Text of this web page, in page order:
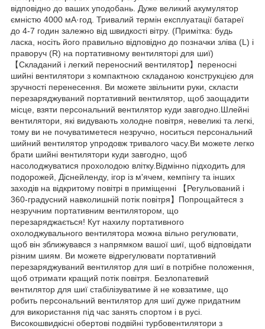
відповідно до ваших уподобань. Дуже великий акумулятор
ємністю 4000 мА·год. Тривалий термін експлуатації батареї
до 4-7 годин залежно від швидкості вітру. (Примітка: будь
ласка, носіть його правильно відповідно до позначки зліва (L) і
праворуч (R) на портативному вентиляторі для шиї)
【Складаний і легкий переносний вентилятор】переносні
шийні вентилятори з компактною складаною конструкцією для
зручності перенесення. Ви можете звільнити руки, скласти
перезаряджуваний портативний вентилятор, щоб заощадити
місце, взяти персональний вентилятор куди завгодно.Шлейні
вентилятори, які видувають холодне повітря, невеликі та легкі,
тому ви не почуватиметеся незручно, носиться персональний
шийний вентилятор упродовж тривалого часу.Ви можете легко
брати шийні вентилятори куди завгодно, щоб
насолоджуватися прохолодою влітку.Відмінно підходить для
подорожей, Діснейленду, ігор із м'ячем, кемпінгу та інших
заходів на відкритому повітрі в приміщенні 【Регульований і
360-градусний навколишній потік повітря】Попрощайтеся з
незручним портативним вентилятором, що
перезаряджається! Кут нахилу портативного
охолоджувального вентилятора можна вільно регулювати,
щоб він зближувався з напрямком вашої шиї, щоб відповідати
різним шиям. Ви можете відрегулювати портативний
перезаряджуваний вентилятор для шиї в потрібне положення,
щоб отримати кращий потік повітря. Безлопатевий
вентилятор для шиї стабілізуватиме й не ковзатиме, що
робить персональний вентилятор для шиї дуже придатним
для використання під час занять спортом і в русі.
Високошвидкісні обертові подвійні турбовентилятори з